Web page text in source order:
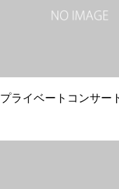
プライベートコンサー